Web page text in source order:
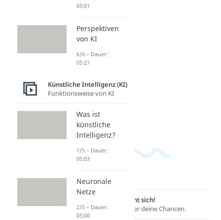
Lernen lohnt sich!
Entdecke hier deine Chancen.
05:01
Perspektiven
von KI
6/6 – Dauer:
05:21
Künstliche Intelligenz (KI)
Funktionsweise von KI
Was ist
künstliche
Intelligenz?
1/5 – Dauer:
05:03
Neuronale
Netze
2/5 – Dauer:
05:00